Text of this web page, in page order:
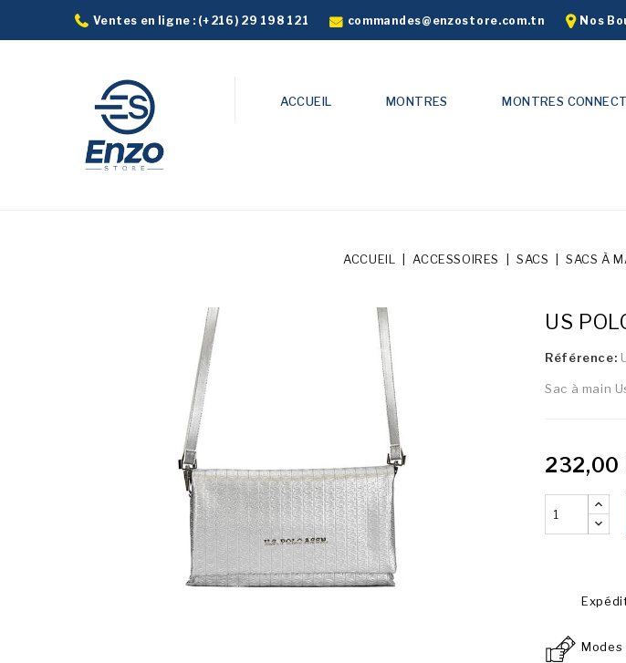
Ventes en ligne : (+216) 29 198 121 commandes@enzostore.com.tn Nos
ACCUEIL MONTRES MONTRES
ACCUEIL ACCESSOIRES SACS SACS À
US
Référence:
Sac à main
232,00
Modes